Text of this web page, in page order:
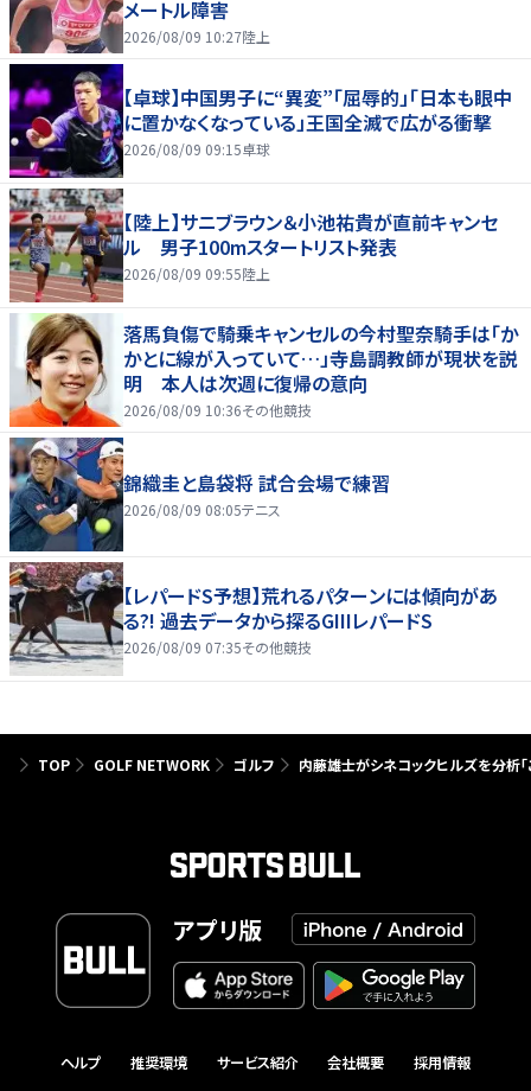
メートル障害
2026/08/09 10:27陸上
【卓球】中国男子に“異変”「屈辱的」「日本も眼中
に置かなくなっている」王国全滅で広がる衝撃
2026/08/09 09:15卓球
【陸上】サニブラウン＆小池祐貴が直前キャンセ
ル 男子100mスタートリスト発表
2026/08/09 09:55陸上
落馬負傷で騎乗キャンセルの今村聖奈騎手は「か
かとに線が入っていて…」寺島調教師が現状を説
明 本人は次週に復帰の意向
2026/08/09 10:36その他競技
錦織圭と島袋将 試合会場で練習
2026/08/09 08:05テニス
【レパードS予想】荒れるパターンには傾向があ
る?! 過去データから探るGIIIレパードS
2026/08/09 07:35その他競技
TOP GOLF NETWORK ゴルフ 内藤雄士がシネコックヒルズを分析
アプリ版
ヘルプ 推奨環境 サービス紹介 会社概要
採用情報